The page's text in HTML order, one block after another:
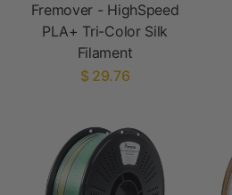
Fremover - HighSpeed
PLA+ Tri-Color Silk
Filament
$ 29.76